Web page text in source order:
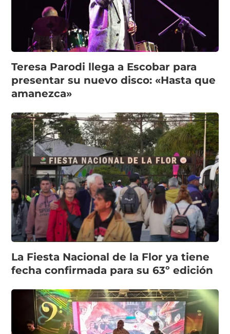
Teresa Parodi llega a Escobar para
presentar su nuevo disco: «Hasta que
amanezca»
La Fiesta Nacional de la Flor ya tiene
fecha confirmada para su 63º edición